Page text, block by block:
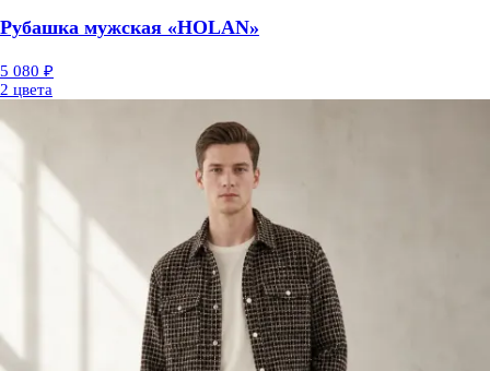
Рубашка мужская «HOLAN»
5 080 ₽
2 цвета